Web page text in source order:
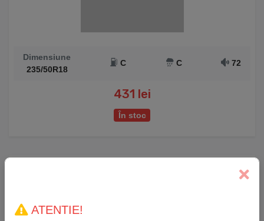
Dimensiune
235/50R18
C C 72
431 lei
În stoc
Anvelopă Iarnă WestLake Z-507 235/50 R18 101V
ATENTIE!